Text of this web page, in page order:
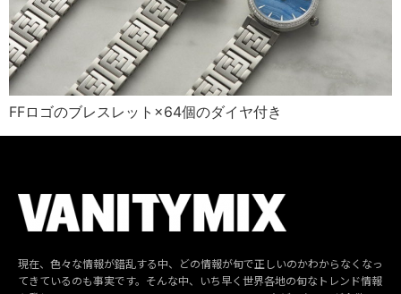
FFロゴのブレスレット×64個のダイヤ付き
現在、色々な情報が錯乱する中、どの情報が旬で正しいのかわからなくなっ
てきているのも事実です。そんな中、いち早く世界各地の旬なトレンド情報